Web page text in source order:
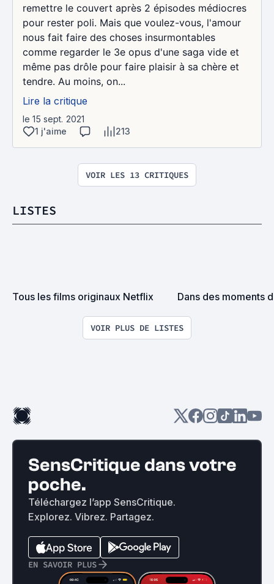
remettre le couvert après 2 épisodes médiocres
pour rester poli. Mais que voulez-vous, l'amour
nous fait faire des choses insurmontables
comme regarder le 3e opus d'une saga vide et
même pas drôle pour faire plaisir à sa chère et
tendre. Au moins, on...
Lire la critique
le 15 sept. 2021
1 j'aime
213
VOIR LES 13 CRITIQUES
LISTES
Tous les films originaux Netflix Dans des moments
VOIR PLUS DE LISTES
SensCritique dans votre
poche.
Téléchargez l’app SensCritique.
Explorez. Vibrez. Partagez.
EN SAVOIR PLUS